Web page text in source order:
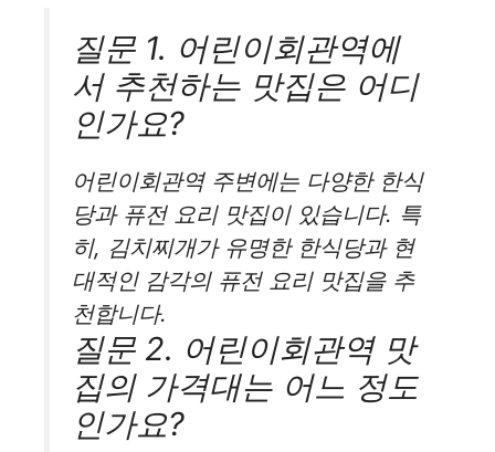
질문 1. 어린이회관역에
서 추천하는 맛집은 어디
인가요?
어린이회관역 주변에는 다양한 한식
당과 퓨전 요리 맛집이 있습니다. 특
히, 김치찌개가 유명한 한식당과 현
대적인 감각의 퓨전 요리 맛집을 추
천합니다.
질문 2. 어린이회관역 맛
집의 가격대는 어느 정도
인가요?